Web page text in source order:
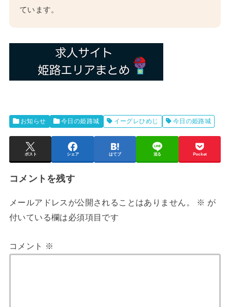
ています。
お知らせ 今日の姫路城 イーグレひめじ 今日の姫路城
ポスト シェア はてブ 送る Pocket
コメントを残す
メールアドレスが公開されることはありません。 ※ が
付いている欄は必須項目です
コメント ※